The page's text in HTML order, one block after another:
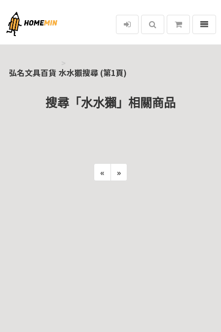
弘名文具百貨
選單
弘名文具百貨 水水獺搜尋 (第1頁)
搜尋「水水獺」相關商品
« »